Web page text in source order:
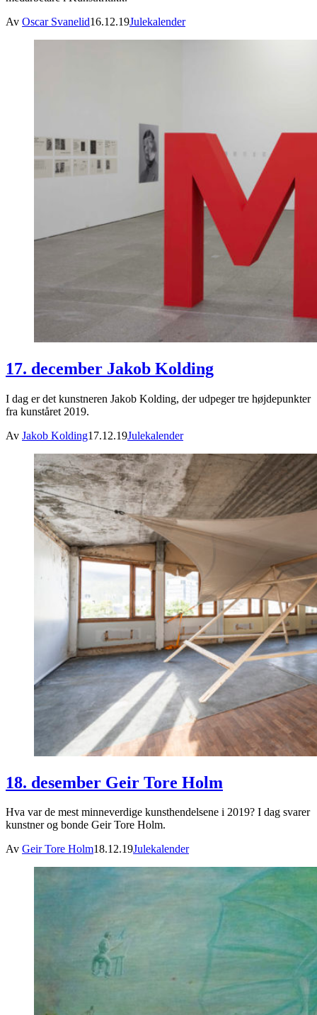
Av Oscar Svanelid16.12.19Julekalender
17. december Jakob Kolding
I dag er det kunstneren Jakob Kolding, der udpeger tre højdepunkter
fra kunståret 2019.
Av Jakob Kolding17.12.19Julekalender
18. desember Geir Tore Holm
Hva var de mest minneverdige kunsthendelsene i 2019? I dag svarer
kunstner og bonde Geir Tore Holm.
Av Geir Tore Holm18.12.19Julekalender